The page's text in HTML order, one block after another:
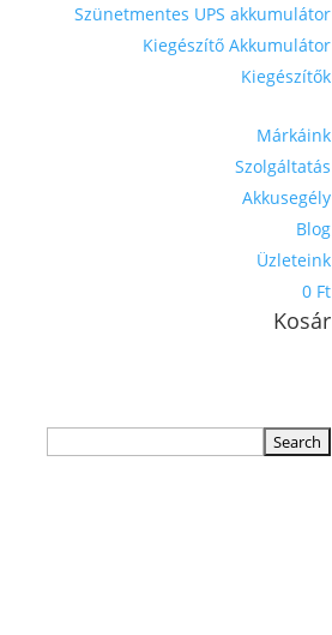
Szünetmentes UPS akkumulátor
Kiegészítő Akkumulátor
Kiegészítők
Márkáink
Szolgáltatás
Akkusegély
Blog
Üzleteink
0 Ft
Kosár